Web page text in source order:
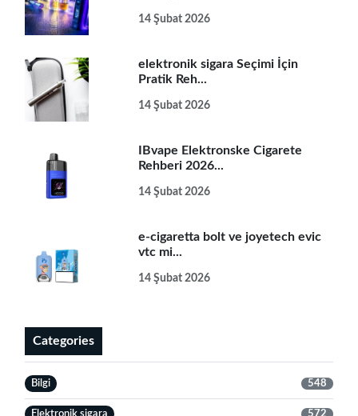
14 Şubat 2026
elektronik sigara Seçimi İçin
Pratik Reh...
14 Şubat 2026
IBvape Elektronske Cigarete
Rehberi 2026...
14 Şubat 2026
e-cigaretta bolt ve joyetech evic
vtc mi...
14 Şubat 2026
Categories
Bilgi 548